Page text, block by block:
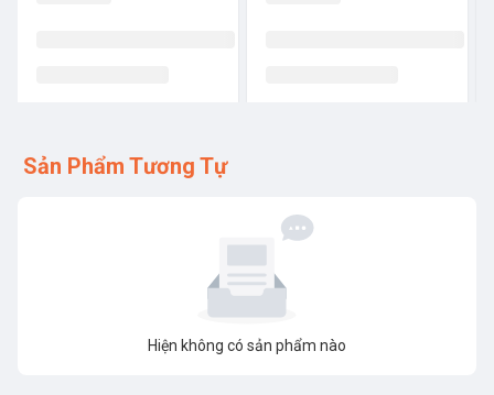
Sản Phẩm Tương Tự
Hiện không có sản phẩm nào